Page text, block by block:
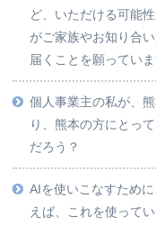
ど、いただける可能
がご家族やお知り合
届くことを願っていま
個人事業主の私が、
り、熊本の方にとっ
だろう？
AIを使いこなすため
えば、これを使って